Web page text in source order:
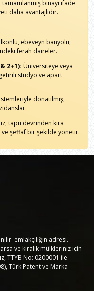
tamamlanmış binayı ifade
daha avantajlıdır.
ebeveyn banyolu,
ferah daireler.
2+1): Üniversiteye veya
stüdyo ve apart
donatılmış,
tapu devrinden kira
ve şeffaf bir şekilde yönetir.
emlakçılığın adresi.
ve kiralık mülkleriniz için
TTYB No: 0200001 ile
Türk Patent ve Marka